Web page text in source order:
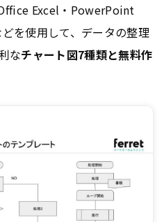
Excel・PowerPoint
を使用して、データの整理
なチャート図7種類と無料作